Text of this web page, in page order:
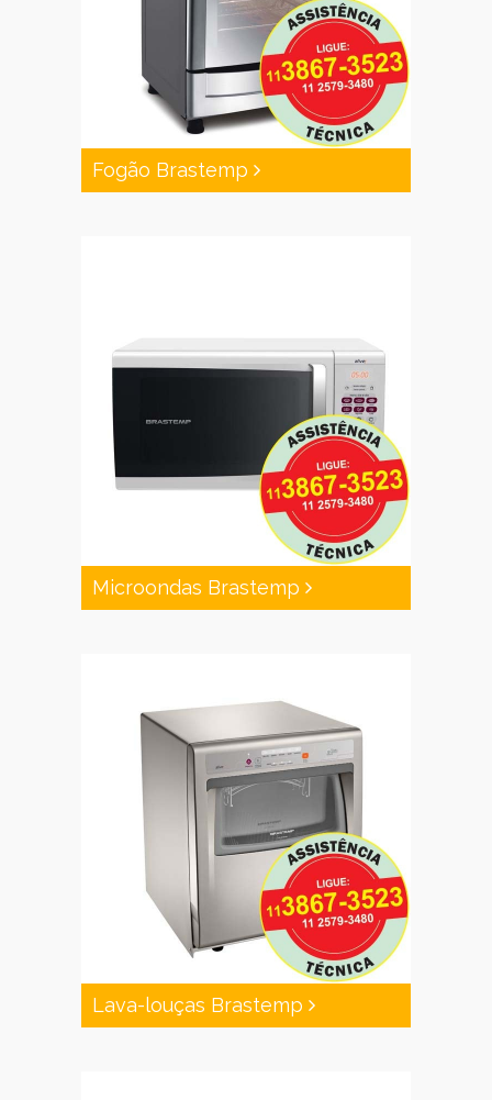
Fogão Brastemp
Microondas Brastemp
Lava-louças Brastemp